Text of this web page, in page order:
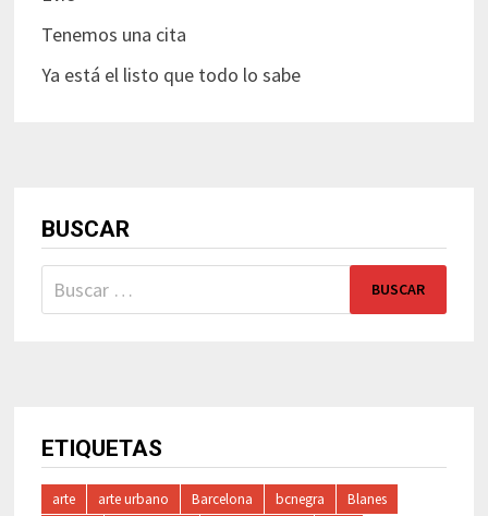
Tenemos una cita
Ya está el listo que todo lo sabe
BUSCAR
Buscar:
ETIQUETAS
arte arte urbano Barcelona bcnegra Blanes